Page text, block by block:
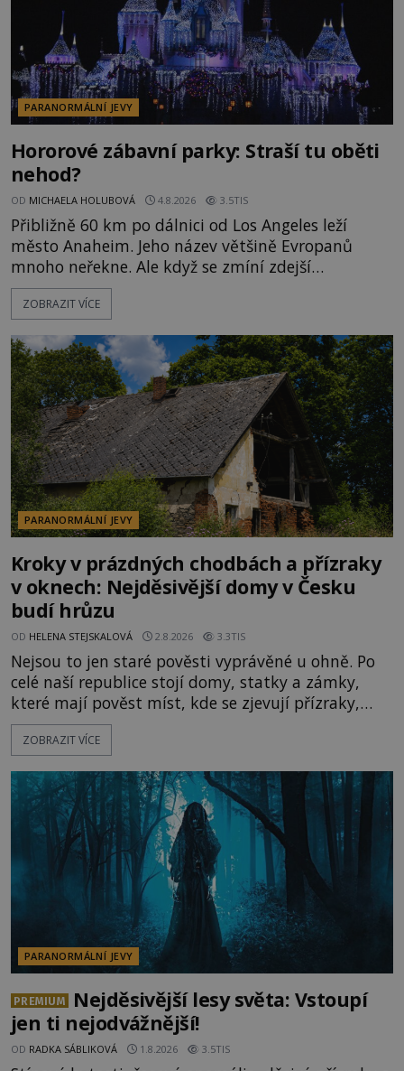
PARANORMÁLNÍ JEVY
Hororové zábavní parky: Straší tu oběti
nehod?
OD MICHAELA HOLUBOVÁ 4.8.2026 3.5TIS
Přibližně 60 km po dálnici od Los Angeles leží
město Anaheim. Jeho název většině Evropanů
mnoho neřekne. Ale když se zmíní zdejší
Disneyland, je hned jasno. Zábavní park vyroste na
poklidném místě bývalého sadu pomerančovníků.
kolem 17 000 000 zábavychtivých lidí ročně. A ač je
velká snaha to utajit, někteří z
ZOBRAZIT VÍCE
PARANORMÁLNÍ JEVY
Kroky v prázdných chodbách a přízraky
v oknech: Nejděsivější domy v Česku
budí hrůzu
OD HELENA STEJSKALOVÁ 2.8.2026 3.3TIS
Nejsou to jen staré pověsti vyprávěné u ohně. Po
celé naší republice stojí domy, statky a zámky,
které mají pověst míst, kde se zjevují přízraky,
ozývají nevysvětlitelné zvuky nebo se dějí podivné
jevy. Zatímco historici většinou hledají racionální
lokality vykazují nápadně podobná svědectví po
celé generace. A právě tato opakující se svědectví
ZOBRAZIT VÍCE
PARANORMÁLNÍ JEVY
PREMIUM
Nejděsivější lesy světa: Vstoupí
jen ti nejodvážnější!
OD RADKA SÁBLIKOVÁ 1.8.2026 3.5TIS